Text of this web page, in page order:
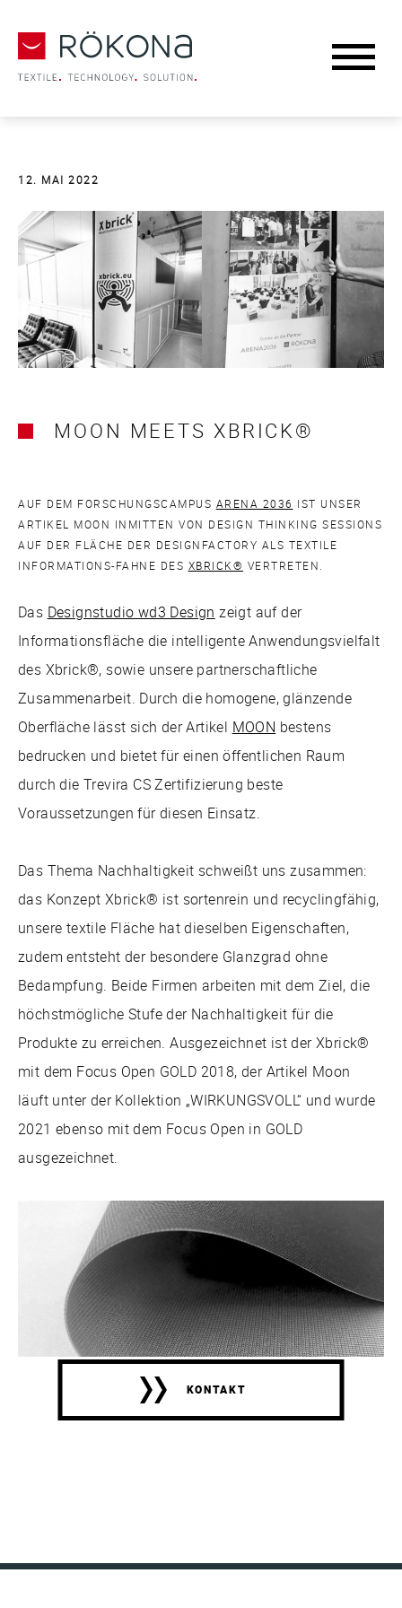
12. MAI 2022
MOON MEETS XBRICK®
AUF DEM FORSCHUNGSCAMPUS ARENA 2036 IST UNSER
ARTIKEL MOON INMITTEN VON DESIGN THINKING SESSIONS
AUF DER FLÄCHE DER DESIGNFACTORY ALS TEXTILE
INFORMATIONS-FAHNE DES XBRICK® VERTRETEN.
Das Designstudio wd3 Design zeigt auf der
Informationsfläche die intelligente Anwendungsvielfalt
des Xbrick®, sowie unsere partnerschaftliche
Zusammenarbeit. Durch die homogene, glänzende
Oberfläche lässt sich der Artikel MOON bestens
bedrucken und bietet für einen öffentlichen Raum
durch die Trevira CS Zertifizierung beste
Voraussetzungen für diesen Einsatz.
Das Thema Nachhaltigkeit schweißt uns zusammen:
das Konzept Xbrick® ist sortenrein und recyclingfähig,
unsere textile Fläche hat dieselben Eigenschaften,
zudem entsteht der besondere Glanzgrad ohne
Bedampfung. Beide Firmen arbeiten mit dem Ziel, die
höchstmögliche Stufe der Nachhaltigkeit für die
Produkte zu erreichen. Ausgezeichnet ist der Xbrick®
mit dem Focus Open GOLD 2018, der Artikel Moon
läuft unter der Kollektion „WIRKUNGSVOLL“ und wurde
2021 ebenso mit dem Focus Open in GOLD
ausgezeichnet.
KONTAKT